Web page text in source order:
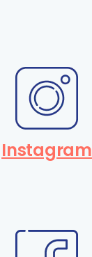
Instagram